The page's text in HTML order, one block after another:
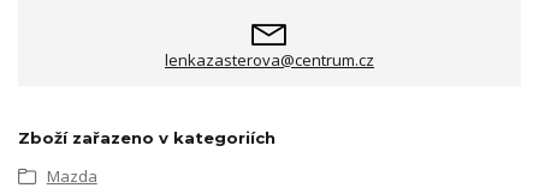
lenkazasterova@centrum.cz
Zboží zařazeno v kategoriích
Mazda